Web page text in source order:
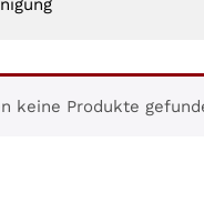
keine Produkte